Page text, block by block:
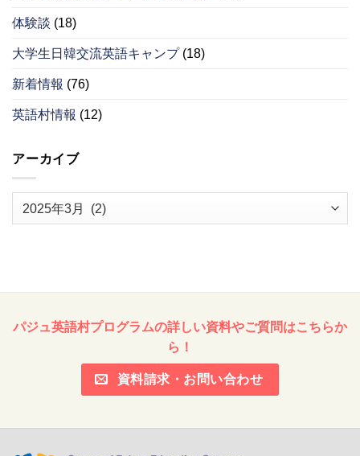
体験談 (18)
大学生日韓交流英語キャンプ(18)
新着情報 (76)
英語村情報 (12)
アーカイブ
パジュ英語村プログラムの詳しい資料やご質問はこちらか
ら！
資料請求・お問い合わせ